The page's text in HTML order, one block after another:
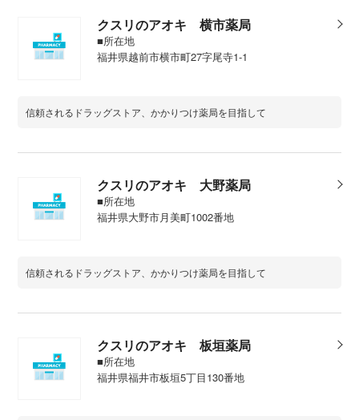
クスリのアオキ 横市薬局
■所在地
福井県越前市横市町27字尾寺1-1
信頼されるドラッグストア、かかりつけ薬局を目指して
クスリのアオキ 大野薬局
■所在地
福井県大野市月美町1002番地
信頼されるドラッグストア、かかりつけ薬局を目指して
クスリのアオキ 板垣薬局
■所在地
福井県福井市板垣5丁目130番地